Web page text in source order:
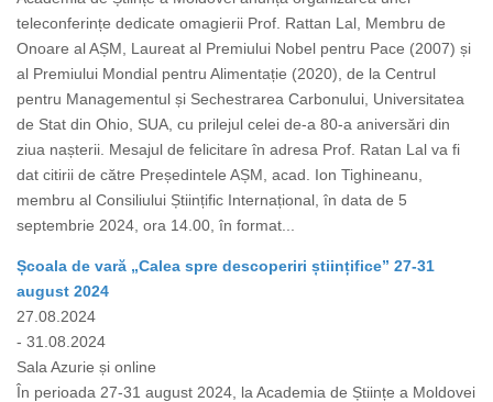
teleconferințe dedicate omagierii Prof. Rattan Lal, Membru de
Onoare al AȘM, Laureat al Premiului Nobel pentru Pace (2007) și
al Premiului Mondial pentru Alimentație (2020), de la Centrul
pentru Managementul și Sechestrarea Carbonului, Universitatea
de Stat din Ohio, SUA, cu prilejul celei de-a 80-a aniversări din
ziua nașterii. Mesajul de felicitare în adresa Prof. Ratan Lal va fi
dat citirii de către Președintele AȘM, acad. Ion Tighineanu,
membru al Consiliului Științific Internațional, în data de 5
septembrie 2024, ora 14.00, în format...
Școala de vară „Calea spre descoperiri științifice” 27-31
august 2024
27.08.2024
- 31.08.2024
Sala Azurie și online
În perioada 27-31 august 2024, la Academia de Științe a Moldovei